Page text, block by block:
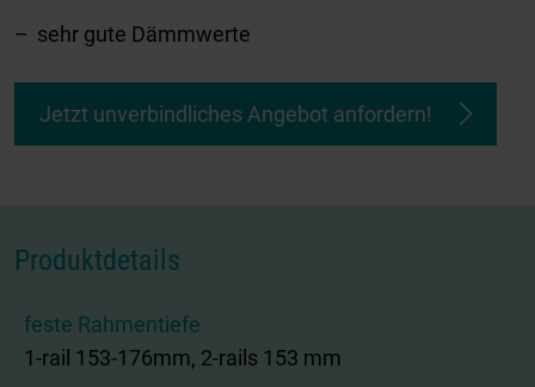
sehr gute Dämmwerte
Jetzt unverbindliches Angebot anfordern!
Produktdetails
feste Rahmentiefe
1-rail 153-176mm, 2-rails 153 mm